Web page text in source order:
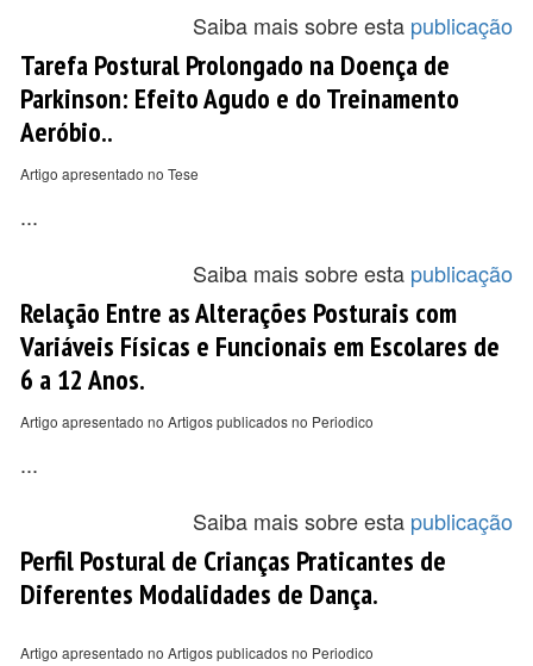
Saiba mais sobre esta publicação
Tarefa Postural Prolongado na Doença de
Parkinson: Efeito Agudo e do Treinamento
Aeróbio..
Artigo apresentado no Tese
...
Saiba mais sobre esta publicação
Relação Entre as Alterações Posturais com
Variáveis Físicas e Funcionais em Escolares de
6 a 12 Anos.
Artigo apresentado no Artigos publicados no Periodico
...
Saiba mais sobre esta publicação
Perfil Postural de Crianças Praticantes de
Diferentes Modalidades de Dança.
Artigo apresentado no Artigos publicados no Periodico